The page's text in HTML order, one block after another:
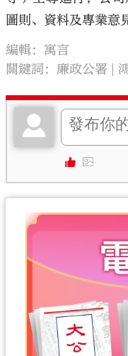
圖則、資料及專業意
編輯：寓言
關鍵詞： 廉政公署